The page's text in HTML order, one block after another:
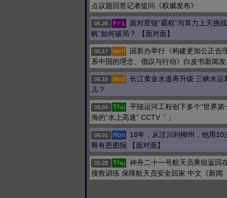
点议题回答记者提问《权威发布》
06.26 Fri 面对星链“霸权”与算力上天挑
帆”如何破局？ 【面对面】
06.17 Wed
国新办举行《构建更加公正合
系中国的理念、倡议与行动》白皮书新闻
06.10 Wed
长江黄金水道再升级 三峡水运
儿？
06.04 Thu
平陆运河工程创下多个“世界第
海的“水上高速” CCTV「」
06.01 Mon
18年，从汶川到柳州，他用10
释有恩图报 【面对面】
05.28 Thu
神舟二十一号航天员乘组返回
搜救训练 保障航天员安全回家 中文《新闻